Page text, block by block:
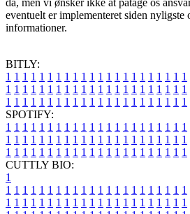
eventuelt er implementeret siden nyligste
informationer.
BITLY:
1 1 1 1 1 1 1 1 1 1 1 1 1 1 1 1 1 1 1 1 1 1
1 1 1 1 1 1 1 1 1 1 1 1 1 1 1 1 1 1 1 1 1 1
1 1 1 1 1 1 1 1 1 1 1 1 1 1 1 1 1 1 1 1 1 1
SPOTIFY:
1 1 1 1 1 1 1 1 1 1 1 1 1 1 1 1 1 1 1 1 1 1
1 1 1 1 1 1 1 1 1 1 1 1 1 1 1 1 1 1 1 1 1 1
1 1 1 1 1 1 1 1 1 1 1 1 1 1 1 1 1 1 1 1 1 1
CUTTLY BIO:
1
1 1 1 1 1 1 1 1 1 1 1 1 1 1 1 1 1 1 1 1 1 1
1 1 1 1 1 1 1 1 1 1 1 1 1 1 1 1 1 1 1 1 1 1